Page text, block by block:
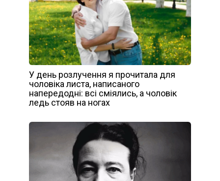
У день розлучення я прочитала для
чоловіка листа, написаного
напередодні: всі сміялись, а чоловік
ледь стояв на ногах